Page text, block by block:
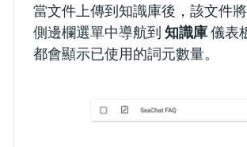
當文件上傳到知識庫後，該文件
側邊欄選單中導航到 知識庫儀表
都會顯示已使用的詞元數量。